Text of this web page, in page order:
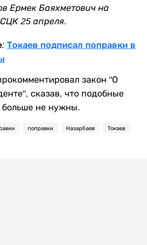
Ермек Баяхметович на
25 апреля.
: Токаев подписал поправки в
закон "О
сказав, что подобные
больше не нужны.
поправки Назарбаев Токаев